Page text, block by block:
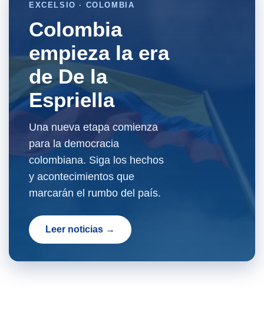
EXCELSIO · COLOMBIA
Colombia
empieza la era
de De la
Espriella
Una nueva etapa comienza
para la democracia
colombiana. Siga los hechos
y acontecimientos que
marcarán el rumbo del país.
Leer noticias →